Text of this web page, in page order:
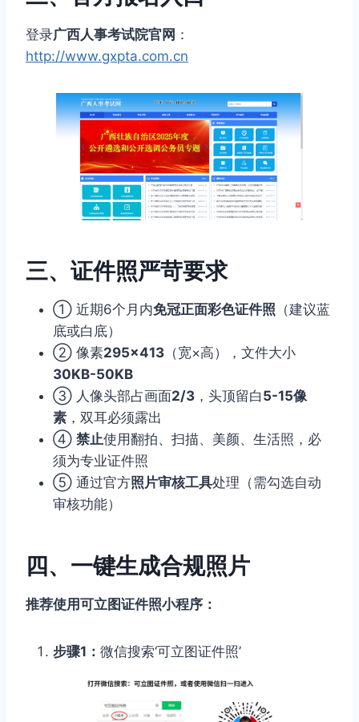
登录广西人事考试院官网 ：
http://www.gxpta.com.cn
三、证件照严苛要求
① 近期6个月内免冠正面彩色证件照 （建议蓝
底或白底）
② 像素295×413 （宽×高），文件大小
30KB-50KB
③ 人像头部占画面2/3 ，头顶留白 5-15像
素 ，双耳必须露出
④ 禁止使用翻拍、扫描、美颜、生活照，必
须为专业证件照
⑤ 通过官方照片审核工具处理（需勾选自动
审核功能）
四、一键生成合规照片
推荐使用可立图证件照小程序：
步骤1： 微信搜索‘可立图证件照’